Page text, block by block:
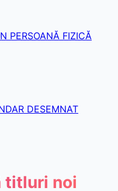
PERSOANĂ FIZICĂ
DESEMNAT
titluri noi